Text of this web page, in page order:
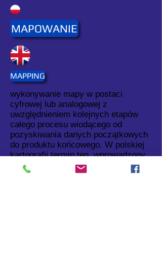
MAPOWANIE
MAPPING
wykonywanie mapy w postaci
cyfrowej lub analogowej z
uwzględnieniem kolejnych etapów
całego procesu wiodącego od
pozyskiwania danych początkowych
do produktu końcowego. W polskiej
kartografii termin ten, wprowadzony
przez prof. L. Ratajskiego już w roku
1977, nie jest szeroko stosowany.